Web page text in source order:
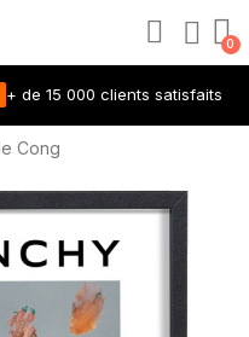
+ de 15 000 clients satisfaits
Cong